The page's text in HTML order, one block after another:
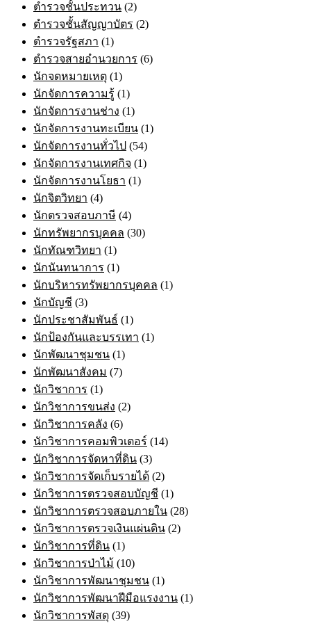
ตำรวจชั้นประทวน (2)
ตำรวจชั้นสัญญาบัตร (2)
ตำรวจรัฐสภา (1)
ตำรวจสายอำนวยการ (6)
นักจดหมายเหตุ (1)
นักจัดการความรู้ (1)
นักจัดการงานช่าง (1)
นักจัดการงานทะเบียน (1)
นักจัดการงานทั่วไป (54)
นักจัดการงานเทศกิจ (1)
นักจัดการงานโยธา (1)
นักจิตวิทยา (4)
นักตรวจสอบภาษี (4)
นักทรัพยากรบุคคล (30)
นักทัณฑวิทยา (1)
นักนันทนาการ (1)
นักบริหารทรัพยากรบุคคล (1)
นักบัญชี (3)
นักประชาสัมพันธ์ (1)
นักป้องกันและบรรเทา (1)
นักพัฒนาชุมชน (1)
นักพัฒนาสังคม (7)
นักวิชาการ (1)
นักวิชาการขนส่ง (2)
นักวิชาการคลัง (6)
นักวิชาการคอมพิวเตอร์ (14)
นักวิชาการจัดหาที่ดิน (3)
นักวิชาการจัดเก็บรายได้ (2)
นักวิชาการตรวจสอบบัญชี (1)
นักวิชาการตรวจสอบภายใน (28)
นักวิชาการตรวจเงินแผ่นดิน (2)
นักวิชาการที่ดิน (1)
นักวิชาการป่าไม้ (10)
นักวิชาการพัฒนาชุมชน (1)
นักวิชาการพัฒนาฝีมือแรงงาน (1)
นักวิชาการพัสดุ (39)